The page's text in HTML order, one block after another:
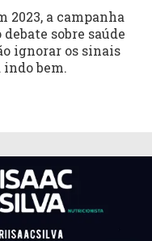
2023, a campanha
sobre saúde
ignorar os sinais
indo bem.